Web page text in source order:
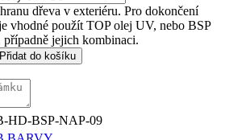
dřeva v exteriéru. Pro dokončení
vhodné použít TOP olej UV, nebo BSP
jejich kombinaci.
HD-BSP-NAP-09